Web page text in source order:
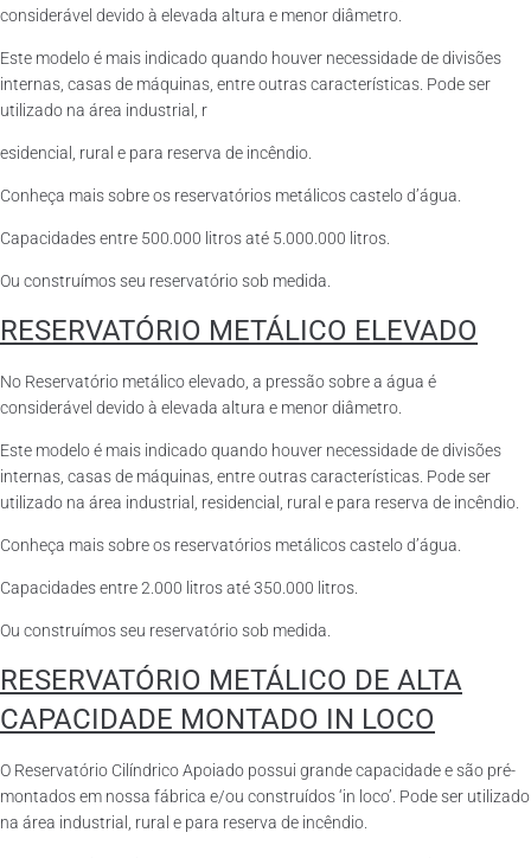
considerável devido à elevada altura e menor diâmetro.
Este modelo é mais indicado quando houver necessidade de divisões
internas, casas de máquinas, entre outras características. Pode ser
utilizado na área industrial, r
esidencial, rural e para reserva de incêndio.
Conheça mais sobre os reservatórios metálicos castelo d’água.
Capacidades entre 500.000 litros até 5.000.000 litros.
Ou construímos seu reservatório sob medida.
RESERVATÓRIO METÁLICO ELEVADO
No Reservatório metálico elevado, a pressão sobre a água é
considerável devido à elevada altura e menor diâmetro.
Este modelo é mais indicado quando houver necessidade de divisões
internas, casas de máquinas, entre outras características. Pode ser
utilizado na área industrial, residencial, rural e para reserva de incêndio.
Conheça mais sobre os reservatórios metálicos castelo d’água.
Capacidades entre 2.000 litros até 350.000 litros.
Ou construímos seu reservatório sob medida.
RESERVATÓRIO METÁLICO DE ALTA
CAPACIDADE MONTADO IN LOCO
O Reservatório Cilíndrico Apoiado possui grande capacidade e são pré-
montados em nossa fábrica e/ou construídos ‘in loco’. Pode ser utilizado
na área industrial, rural e para reserva de incêndio.